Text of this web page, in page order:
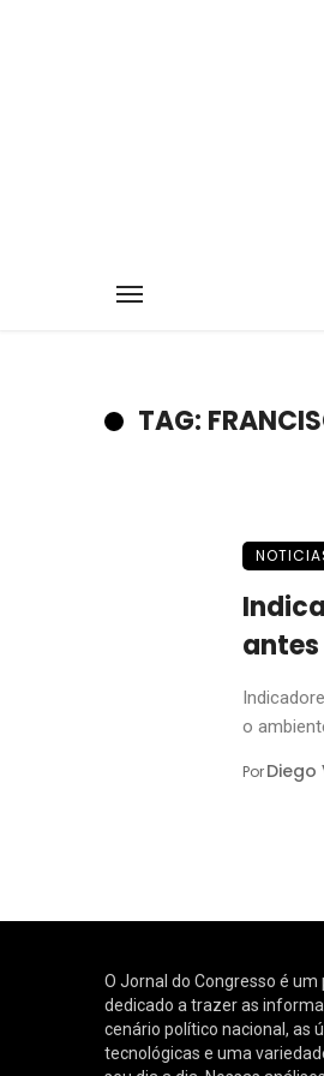
TAG:
o
PorDiego
O Jornal do Congresso é
dedicado a trazer as
cenário político nacional, as
tecnológicas e uma